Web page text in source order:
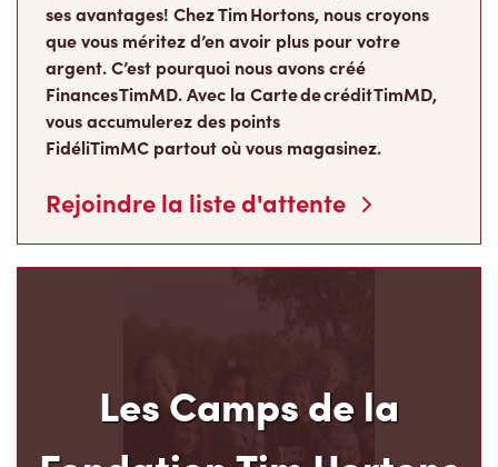
ses avantages! Chez Tim Hortons, nous croyons
que vous méritez d’en avoir plus pour votre
argent. C’est pourquoi nous avons créé
Finances TimMD. Avec la Carte de crédit TimMD,
vous accumulerez des points
FidéliTimMC partout où vous magasinez.
Rejoindre la liste d'attente
Les Camps de la